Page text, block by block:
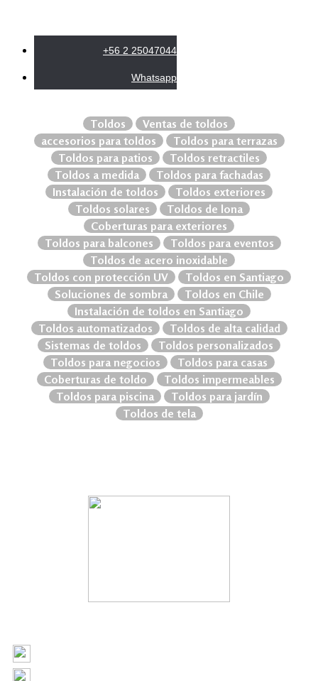
+56 2 25047044
Whatsapp
Toldos
Ventas de toldos
accesorios para toldos
Toldos para terrazas
Toldos para patios
Toldos retractiles
Toldos a medida
Toldos para fachadas
Instalación de toldos
Toldos exteriores
Toldos solares
Toldos de lona
Coberturas para exteriores
Toldos para balcones
Toldos para eventos
Toldos de acero inoxidable
Toldos con protección UV
Toldos en Santiago
Soluciones de sombra
Toldos en Chile
Instalación de toldos en Santiago
Toldos automatizados
Toldos de alta calidad
Sistemas de toldos
Toldos personalizados
Toldos para negocios
Toldos para casas
Coberturas de toldo
Toldos impermeables
Toldos para piscina
Toldos para jardín
Toldos de tela